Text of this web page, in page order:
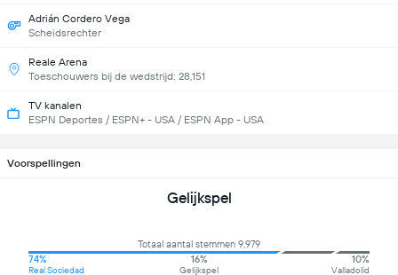
Adrián Cordero Vega
Scheidsrechter
Reale Arena
Toeschouwers bij de wedstrijd: 28,151
TV kanalen
ESPN Deportes / ESPN+ - USA / ESPN App - USA
Voorspellingen
Gelijkspel
Totaal aantal stemmen 9,979
74%
Real Sociedad
16%
Gelijkspel
10%
Valladolid